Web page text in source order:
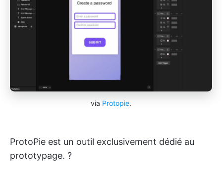
via Protopie.
ProtoPie est un outil exclusivement dédié au
prototypage. ?